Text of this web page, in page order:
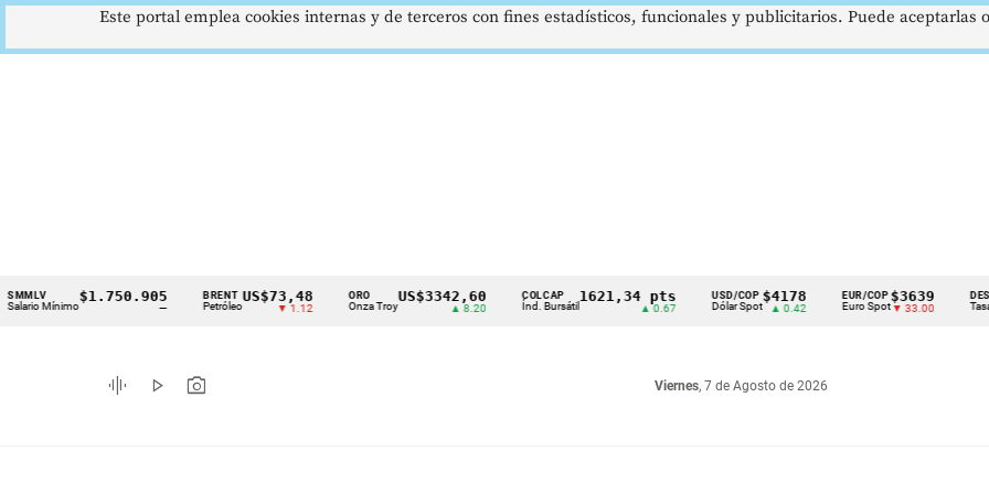
Cintillo
indicadores
económicos
$1.750.905 BRENT
Petróleo
US$73,48
▼ 1.12
ORO
Onza Troy
US$3342,60 COLCAP
Índ. Bursátil
1621,34 pts USD/COP
Dólar Spot
$4178
▲ 0.42
EUR/COP
Euro Spot
$3639
▼ 33.00
DESEMPLEO
Tasa
graphic_eq play_arrow photo_camera Viernes, 7 de Agosto de 2026
Este portal emplea cookies internas y de terceros con fines estadísticos, funcionales y publicitarios. Puede aceptarlas